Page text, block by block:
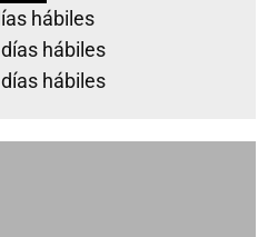
hábiles
hábiles
hábiles